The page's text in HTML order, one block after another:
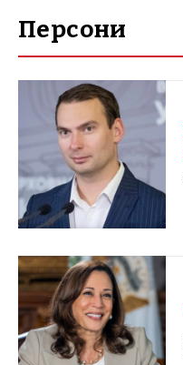
Персони